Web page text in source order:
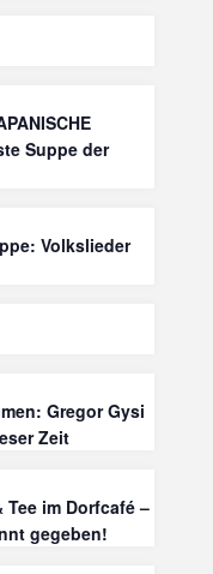
Suppe der
Volkslieder
Gregor Gysi
Zeit
im Dorfcafé –
gegeben!